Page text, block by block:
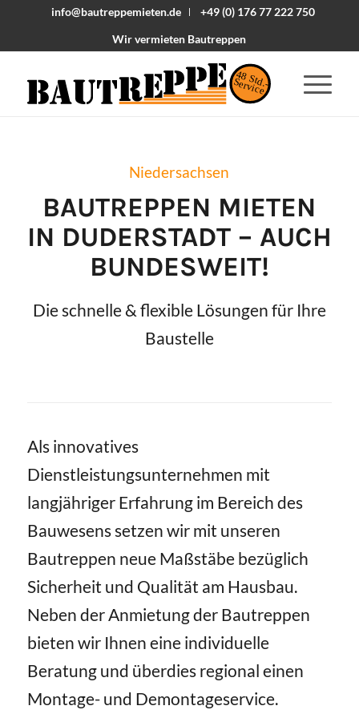
info@bautreppemieten.de
+49 (0) 176 77 222 750
Wir vermieten Bautreppen
48 Std.-
Service
Niedersachsen
BAUTREPPEN MIETEN
IN DUDERSTADT– AUCH
BUNDESWEIT!
Die schnelle & flexible Lösungen für Ihre
Baustelle
Als innovatives
Dienstleistungsunternehmen mit
langjähriger Erfahrung im Bereich des
Bauwesens setzen wir mit unseren
Bautreppen neue Maßstäbe bezüglich
Sicherheit und Qualität am Hausbau.
Neben der Anmietung der Bautreppen
bieten wir Ihnen eine individuelle
Beratung und überdies regional einen
Montage- und Demontageservice.